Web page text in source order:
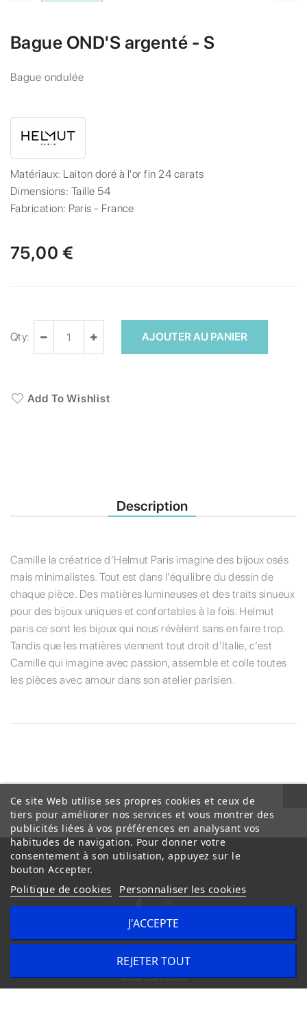
Bague OND'S argenté - S
Bague ondulée
Matériaux: Laiton doré à l'or fin 24 carats
Dimensions: Taille 54
Fabrication: Paris - France
75,00 €
Qty: AJOUTER AU PANIER
Add To Wishlist
Description
Camille la créatrice d’Helmut Paris imagine des bijoux osés
mais minimalistes. Tout est dans l’équilibre du dessin de
chaque pièce. Des matières lumineuses et des traits sinueux
pour des bijoux uniques et confortables à la fois. Helmut
paris ce sont les bijoux qui nous révèlent sans en faire trop.
Tandis que les matières viennent tout droit d’Italie, c’est
Camille qui imagine avec passion, assemble et colle toutes
les pièces avec amour dans son atelier parisien.
Conditions Générales de Vente
Nous contacter
Ce site Web utilise ses propres cookies et ceux de
tiers pour améliorer nos services et vous montrer des
publicités liées à vos préférences en analysant vos
habitudes de navigation. Pour donner votre
consentement à son utilisation, appuyez sur le
bouton Accepter.
Politique de cookies Personnaliser les cookies
REJETER TOUT
J'ACCEPTE